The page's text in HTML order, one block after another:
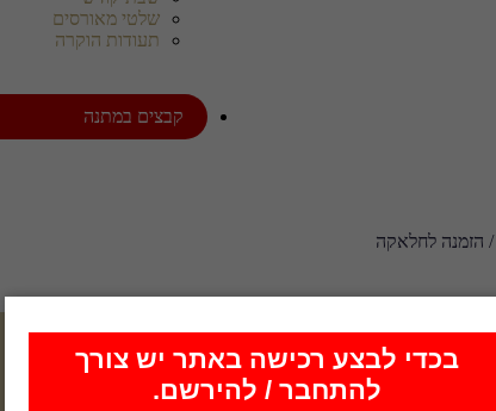
בכדי לבצע רכישה באתר יש צורך
להתחבר / להירשם.
שלטי מאורסים
תעודות הוקרה
קבצים במתנה
/ הזמנה לחלאקה